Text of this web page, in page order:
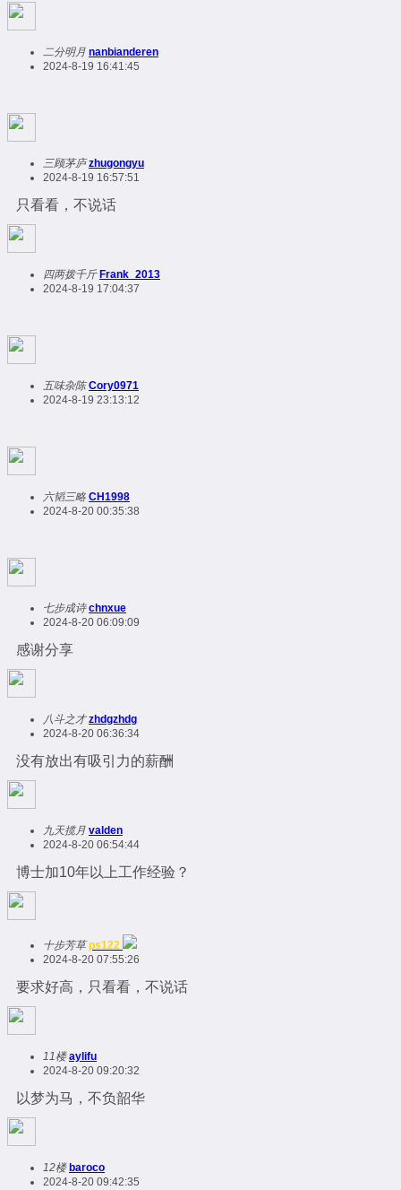
二分明月 nanbianderen
2024-8-19 16:41:45
三顾茅庐 zhugongyu
2024-8-19 16:57:51
只看看，不说话
四两拨千斤 Frank_2013
2024-8-19 17:04:37
五味杂陈 Cory0971
2024-8-19 23:13:12
六韬三略 CH1998
2024-8-20 00:35:38
七步成诗 chnxue
2024-8-20 06:09:09
感谢分享
八斗之才 zhdgzhdg
2024-8-20 06:36:34
没有放出有吸引力的薪酬
九天揽月 valden
2024-8-20 06:54:44
博士加10年以上工作经验？
十步芳草 ps122
2024-8-20 07:55:26
要求好高，只看看，不说话
11楼 aylifu
2024-8-20 09:20:32
以梦为马，不负韶华
12楼 baroco
2024-8-20 09:42:35